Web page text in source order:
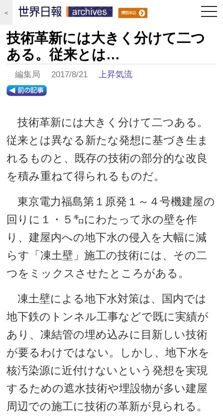
＜
技術革新には大きく分けて二つ
ある。従来とは…
編集局 2017/8/21上昇気流
技術革新には大きく分けて二つある。
従来とは異なる新たな発想に基づき生ま
れるものと、既存の技術の部分的な改良
を積み重ねて得られるものだ。
東京電力福島第１原発１～４号機建屋の
回りに１・５㌔にわたって氷の壁を作
り、建屋内への地下水の侵入を大幅に減
らす「凍土壁」施工の技術には、その二
つをミックスさせたところがある。
凍土壁による地下水対策は、国内では
地下鉄のトンネル工事などで既に実績が
あり、凍結管の埋め込みに目新しい技術
が要るわけではない。しかし、地下水を
核汚染源に近付けないという発想を実現
するための遮水技術や埋設物が多い建屋
周辺での施工に技術の革新が見られる。